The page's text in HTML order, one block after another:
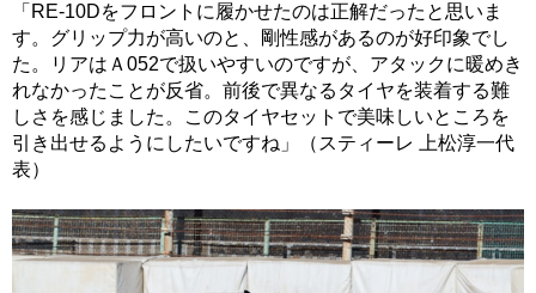
「RE-10Dをフロントに履かせたのは正解だったと思いま
す。グリップ力が高いのと、剛性感があるのが好印象でし
た。リアはＡ052で扱いやすいのですが、アタックに暖めき
れなかったことが反省。前後で異なるタイヤを装着する難
しさを感じました。このタイヤセットで美味しいところを
引き出せるようにしたいですね」（スティーレ 上松淳一代
表）